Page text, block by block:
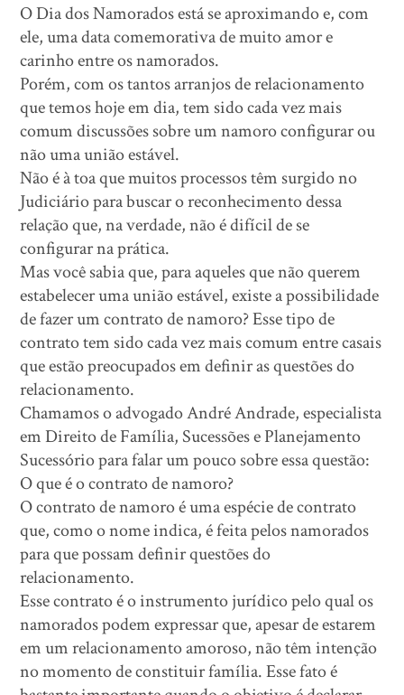
O Dia dos Namorados está se aproximando e, com
ele, uma data comemorativa de muito amor e
carinho entre os namorados.
Porém, com os tantos arranjos de relacionamento
que temos hoje em dia, tem sido cada vez mais
comum discussões sobre um namoro configurar ou
não uma união estável.
Não é à toa que muitos processos têm surgido no
Judiciário para buscar o reconhecimento dessa
relação que, na verdade, não é difícil de se
configurar na prática.
Mas você sabia que, para aqueles que não querem
estabelecer uma união estável, existe a possibilidade
de fazer um contrato de namoro? Esse tipo de
contrato tem sido cada vez mais comum entre casais
que estão preocupados em definir as questões do
relacionamento.
Chamamos o advogado André Andrade, especialista
em Direito de Família, Sucessões e Planejamento
Sucessório para falar um pouco sobre essa questão:
O que é o contrato de namoro?
O contrato de namoro é uma espécie de contrato
que, como o nome indica, é feita pelos namorados
para que possam definir questões do
relacionamento.
Esse contrato é o instrumento jurídico pelo qual os
namorados podem expressar que, apesar de estarem
em um relacionamento amoroso, não têm intenção
no momento de constituir família. Esse fato é